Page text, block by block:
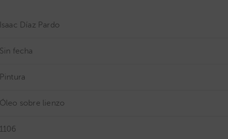
Isaac Díaz Pardo
Sin fecha
Pintura
Óleo sobre lienzo
1106